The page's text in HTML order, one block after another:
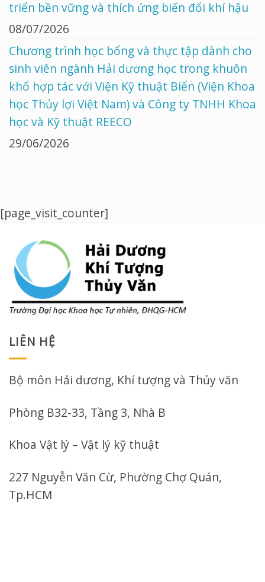
triển bền vững và thích ứng biến đổi khí hậu
08/07/2026
Chương trình học bổng và thực tập dành cho
sinh viên ngành Hải dương học trong khuôn
khổ hợp tác với Viện Kỹ thuật Biển (Viện Khoa
học Thủy lợi Việt Nam) và Công ty TNHH Khoa
học và Kỹ thuật REECO
29/06/2026
[page_visit_counter]
LIÊN HỆ
Bộ môn Hải dương, Khí tượng và Thủy văn
Phòng B32-33, Tầng 3, Nhà B
Khoa Vật lý – Vật lý kỹ thuật
227 Nguyễn Văn Cừ, Phường Chợ Quán,
Tp.HCM